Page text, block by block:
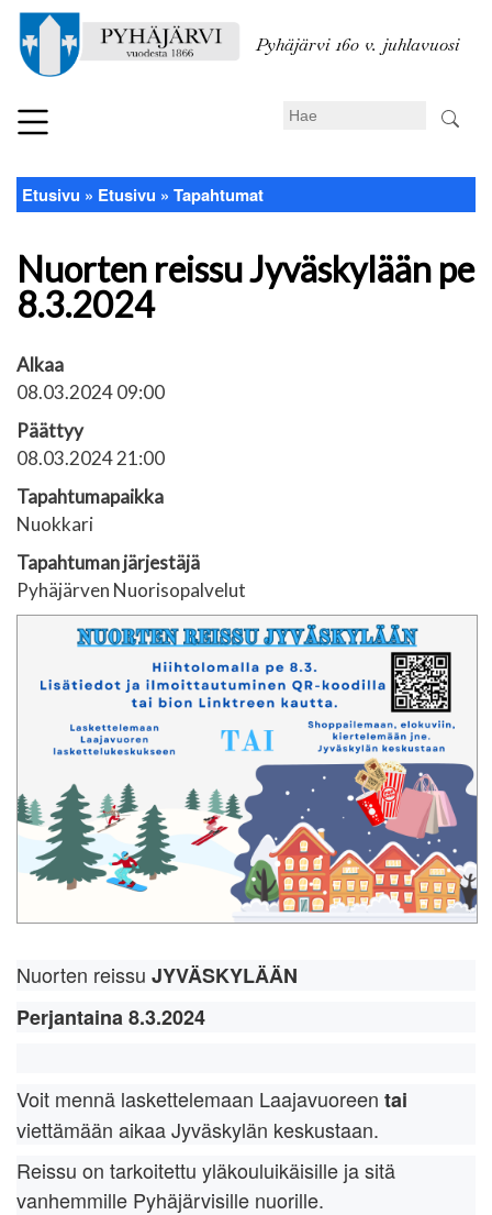
pääsisältöön
Pyhäjärvi 160 v. juhlavuosi
Search
Murupolku
Etusivu Etusivu Tapahtumat
Nuorten reissu Jyväskylään pe
8.3.2024
Alkaa
08.03.2024 09:00
Päättyy
08.03.2024 21:00
Tapahtumapaikka
Nuokkari
Tapahtuman järjestäjä
Pyhäjärven Nuorisopalvelut
Nuorten reissu JYVÄSKYLÄÄN
Perjantaina 8.3.2024
Voit mennä laskettelemaan Laajavuoreen tai
viettämään aikaa Jyväskylän keskustaan.
Reissu on tarkoitettu yläkouluikäisille ja sitä
vanhemmille Pyhäjärvisille nuorille.